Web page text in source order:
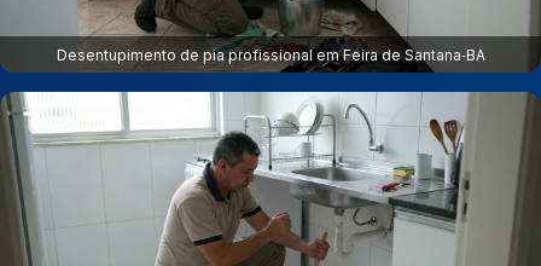
Desentupimento de pia profissional em Feira de Santana‑BA